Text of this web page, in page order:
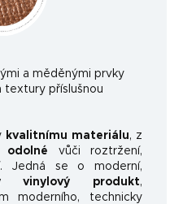
a měděnými prvky
příslušnou
kvalitnímu materiálu, z
odolné vůči roztržení,
Jedná se o moderní,
vinylový produkt,
moderního, technicky